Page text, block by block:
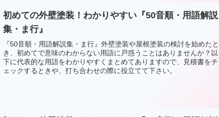
初めての外壁塗装！わかりやすい『50音順・用語解説
集・ま行』
『50音順・用語解説集・ま行』外壁塗装や屋根塗装の検討を始めたと
き、初めてで意味のわからない用語に戸惑うことはありませんか？以
下に代表的な用語をわかりやすくまとめてありますので、見積書をチ
ェックするときや、打ち合わせの際に役立てて下さい。